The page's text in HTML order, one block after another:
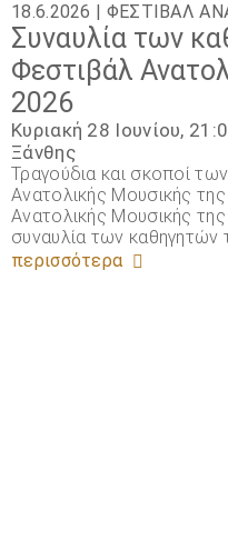
18.6.2026 | ΦΕΣΤΙΒΆΛ
Συναυλία των
Φεστιβάλ
2026
Κυριακή 28 Ιουνίου,
Ξάνθης
Τραγούδια και σκοποί
Ανατολικής Μουσικής
Ανατολικής Μουσικής
συναυλία των καθηγητών
περισσότερα